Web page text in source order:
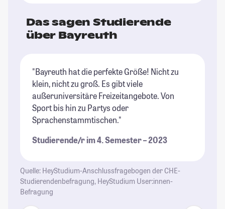
Das sagen Studierende
über Bayreuth
"Bayreuth hat die perfekte Größe! Nicht zu
klein, nicht zu groß. Es gibt viele
außeruniversitäre Freizeitangebote. Von
Sport bis hin zu Partys oder
Sprachenstammtischen."
Studierende/r im 4. Semester – 2023
Quelle: HeyStudium-Anschlussfragebogen der CHE-
Studierendenbefragung, HeyStudium User:innen-
Befragung